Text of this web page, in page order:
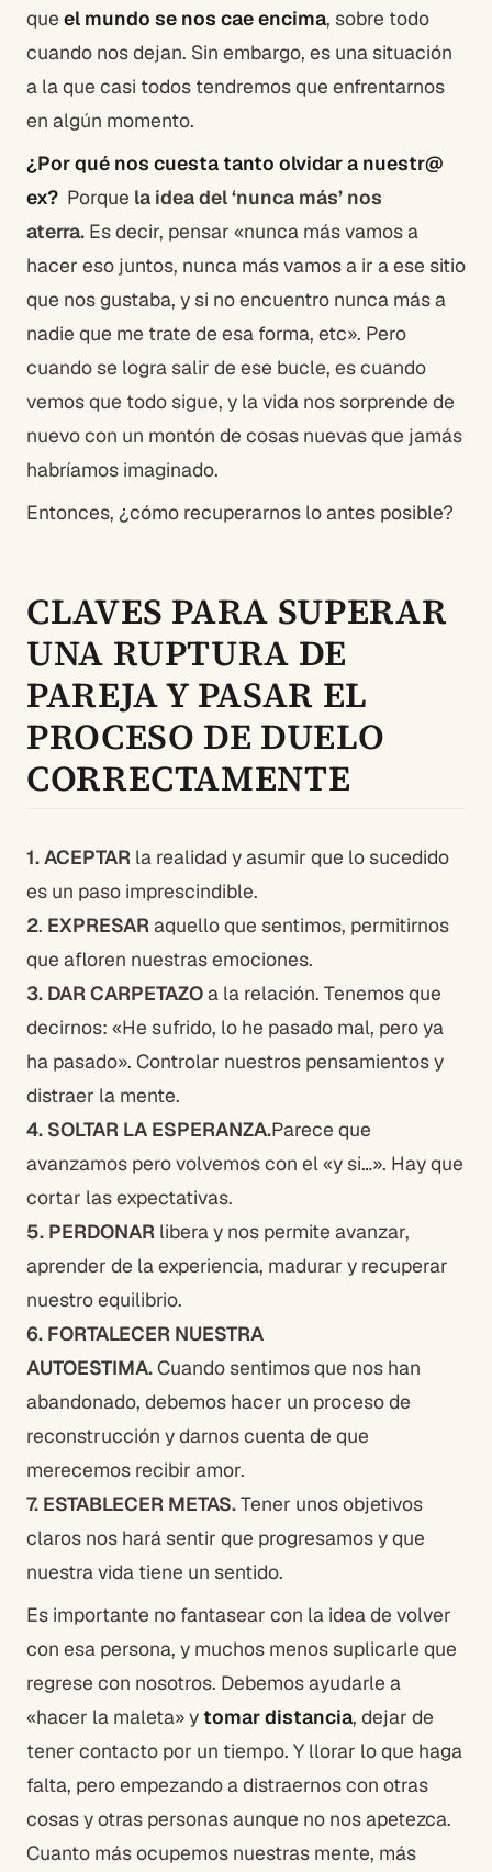
que el mundo se nos cae encima, sobre todo
cuando nos dejan. Sin embargo, es una situación
a la que casi todos tendremos que enfrentarnos
en algún momento.
¿Por qué nos cuesta tanto olvidar a nuestr@
ex? Porque la idea del ‘nunca más’ nos
aterra. Es decir, pensar «nunca más vamos a
hacer eso juntos, nunca más vamos a ir a ese sitio
que nos gustaba, y si no encuentro nunca más a
nadie que me trate de esa forma, etc». Pero
cuando se logra salir de ese bucle, es cuando
vemos que todo sigue, y la vida nos sorprende de
nuevo con un montón de cosas nuevas que jamás
habríamos imaginado.
Entonces, ¿cómo recuperarnos lo antes posible?
CLAVES PARA SUPERAR
UNA RUPTURA DE
PAREJAY PASAR EL
PROCESO DE DUELO
CORRECTAMENTE
1. ACEPTAR la realidad y asumir que lo sucedido
es un paso imprescindible.
2. EXPRESAR aquello que sentimos, permitirnos
que afloren nuestras emociones.
3. DAR CARPETAZOa la relación. Tenemos que
decirnos: «He sufrido, lo he pasado mal, pero ya
ha pasado». Controlar nuestros pensamientos y
distraer la mente.
4. SOLTAR LA ESPERANZA.Parece que
avanzamos pero volvemos con el «y si…». Hay que
cortar las expectativas.
5. PERDONAR libera y nos permite avanzar,
aprender de la experiencia, madurar y recuperar
nuestro equilibrio.
6. FORTALECER NUESTRA
AUTOESTIMA.Cuando sentimos que nos han
abandonado, debemos hacer un proceso de
reconstrucción y darnos cuenta de que
merecemos recibir amor.
7. ESTABLECER METAS.Tener unos objetivos
claros nos hará sentir que progresamos y que
nuestra vida tiene un sentido.
Es importante no fantasear con la idea de volver
con esa persona, y muchos menos suplicarle que
regrese con nosotros. Debemos ayudarle a
«hacer la maleta» ytomar distancia, dejar de
tener contacto por un tiempo. Y llorar lo que haga
falta, pero empezando a distraernos con otras
cosas y otras personas aunque no nos apetezca.
Cuanto más ocupemos nuestras mente, más